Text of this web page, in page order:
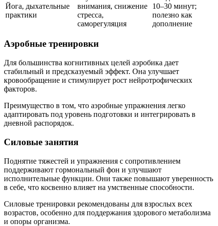
Йога, дыхательные
практики
внимания, снижение
стресса,
саморегуляция
10–30 минут;
полезно как
дополнение
Аэробные тренировки
Для большинства когнитивных целей аэробика дает
стабильный и предсказуемый эффект. Она улучшает
кровообращение и стимулирует рост нейротрофических
факторов.
Преимущество в том, что аэробные упражнения легко
адаптировать под уровень подготовки и интегрировать в
дневной распорядок.
Силовые занятия
Поднятие тяжестей и упражнения с сопротивлением
поддерживают гормональный фон и улучшают
исполнительные функции. Они также повышают уверенность
в себе, что косвенно влияет на умственные способности.
Силовые тренировки рекомендованы для взрослых всех
возрастов, особенно для поддержания здорового метаболизма
и опоры организма.